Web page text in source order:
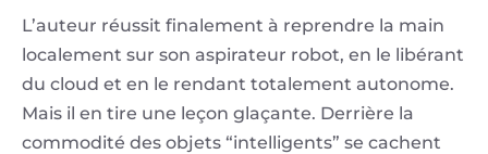
L’auteur réussit finalement à reprendre la main
localement sur son aspirateur robot, en le libérant
du cloud et en le rendant totalement autonome.
Mais il en tire une leçon glaçante. Derrière la
commodité des objets “intelligents” se cachent